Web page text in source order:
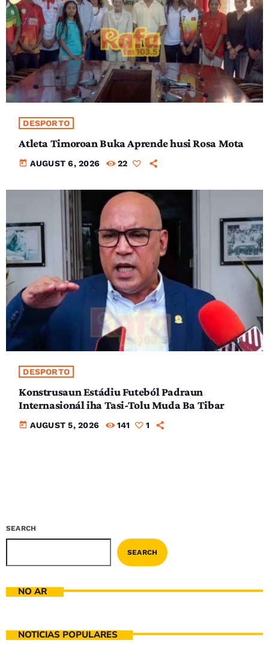
DESPORTO
Atleta Timoroan Buka Aprende husi Rosa Mota
today AUGUST 6, 2026 22
DESPORTO
Konstrusaun Estádiu Futeból Padraun
Internasionál iha Tasi-Tolu Muda Ba Tibar
today AUGUST 5, 2026 141 1
SEARCH
SEARCH
NO AR
NOTÍCIAS POPULARES